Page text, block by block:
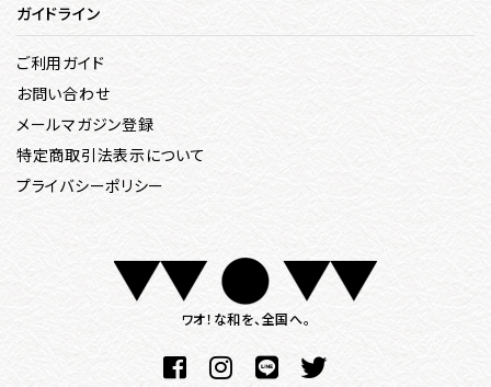
ガイドライン
ご利用ガイド
お問い合わせ
メールマガジン登録
特定商取引法表示について
プライバシーポリシー
ワオ！な和を、全国へ。